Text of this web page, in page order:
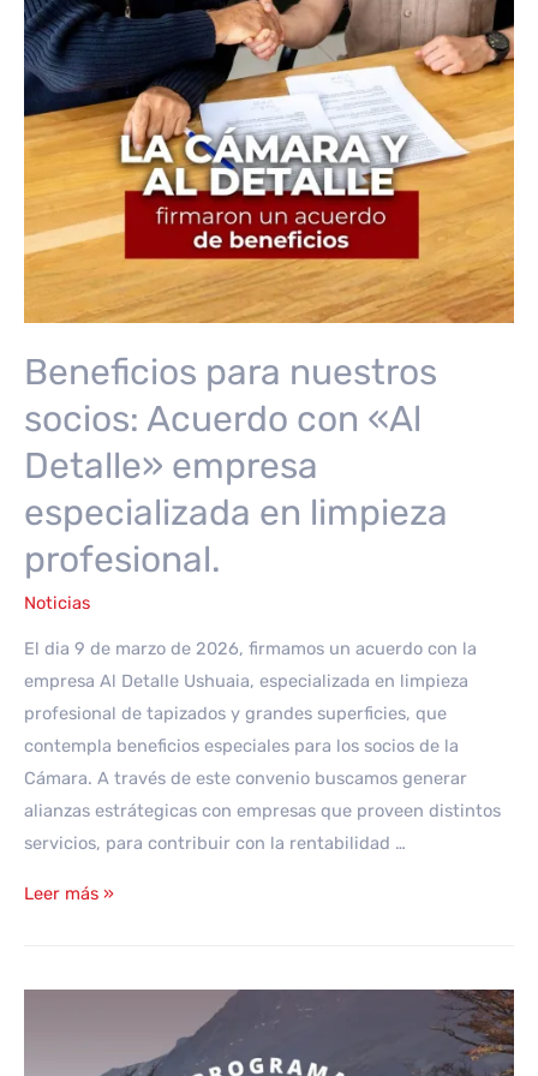
Beneficios para nuestros
socios: Acuerdo con «Al
Detalle» empresa
especializada en limpieza
profesional.
Noticias
El dia 9 de marzo de 2026, firmamos un acuerdo con la
empresa Al Detalle Ushuaia, especializada en limpieza
profesional de tapizados y grandes superficies, que
contempla beneficios especiales para los socios de la
Cámara. A través de este convenio buscamos generar
alianzas estrátegicas con empresas que proveen distintos
servicios, para contribuir con la rentabilidad …
Beneficios
socios:
Leer más »